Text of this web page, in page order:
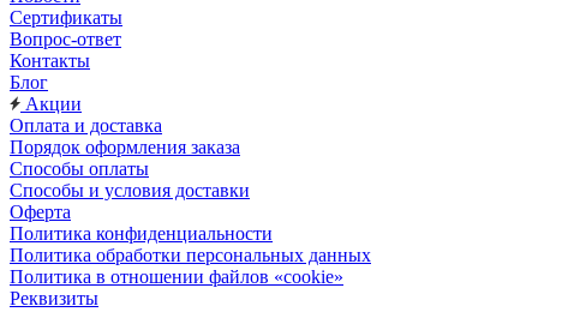
Сертификаты
Вопрос-ответ
Контакты
Блог
Акции
Оплата и доставка
Порядок оформления заказа
Способы оплаты
Способы и условия доставки
Оферта
Политика конфиденциальности
Политика обработки персональных данных
Политика в отношении файлов «cookie»
Реквизиты